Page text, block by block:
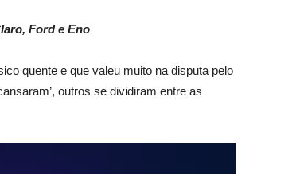
Ford e Eno
quente e que valeu muito na disputa pelo
outros se dividiram entre as